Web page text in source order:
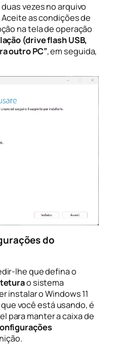
vezes no arquivo
as condições de
na tela de operação
(drive flash USB,
outro PC”, em seguida,
do
lhe que defina o
o sistema
instalar o Windows 11
você está usando, é
para manter a caixa de